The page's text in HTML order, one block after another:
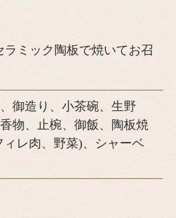
ミック陶板で焼いてお召
御造り、小茶碗、生野
物、止椀、御飯、陶板焼
ィレ肉、野菜)、シャーベ